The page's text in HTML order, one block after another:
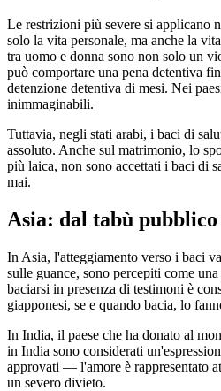
Le restrizioni più severe si applicano
solo la vita personale, ma anche la
tra uomo e donna sono non solo un
può comportare una pena detentiva
detenzione detentiva di mesi. Nei
inimmaginabili.
Tuttavia, negli stati arabi, i baci di
assoluto. Anche sul matrimonio, lo
più laica, non sono accettati i baci di
mai.
Asia: dal tabù
In Asia, l'atteggiamento verso i baci
sulle guance, sono percepiti come
baciarsi in presenza di testimoni è
giapponesi, se e quando bacia, lo
In India, il paese che ha donato al
in India sono considerati
approvati — l'amore è rappresentato
un severo divieto.